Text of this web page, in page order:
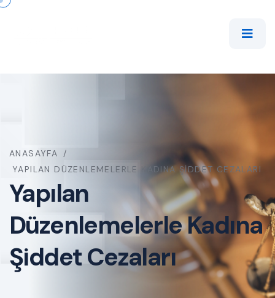
ANASAYFA
/
YAPILAN DÜZENLEMELERLE KADINA ŞIDDET CEZALARI
Yapılan
Düzenlemelerle Kadına
Şiddet Cezaları